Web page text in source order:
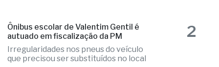
Ônibus escolar de Valentim Gentil é
autuado em fiscalização da PM
Irregularidades nos pneus do veículo
que precisou ser substituídos no local
2